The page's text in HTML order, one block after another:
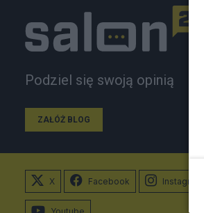
Podziel się swoją opinią
ZAŁÓŻ BLOG
X Facebook Instagram
Youtube